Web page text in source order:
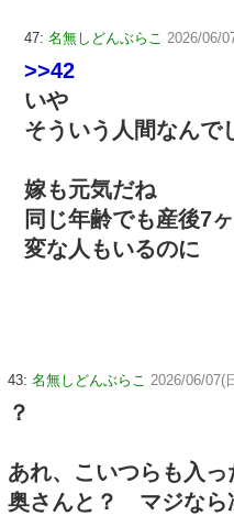
47: 名無しどんぶらこ 2026/06/
>>42
いや
そういう人間なんで
嫁も元気だね
同じ年齢でも産後7
変な人もいるのに
43: 名無しどんぶらこ 2026/06/07(
？
あれ、こいつらも入っ
奥さんと？ マジなら